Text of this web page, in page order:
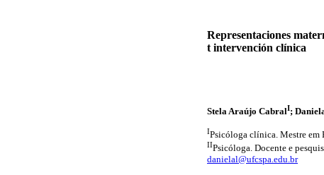
Representaciones
t intervención clínica
Stela Araújo CabralI;
IPsicóloga clínica. Mestre em
IIPsicóloga. Docente e
danielal@ufcspa.edu.br